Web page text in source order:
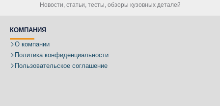
Новости, статьи, тесты, обзоры кузовных деталей
КОМПАНИЯ
О компании
Политика конфиденциальности
Пользовательское соглашение